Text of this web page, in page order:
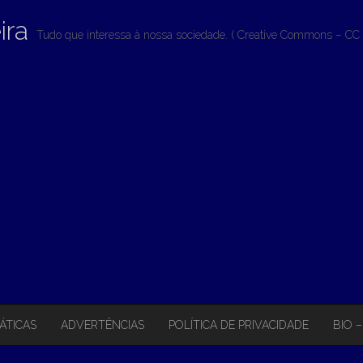
Tudo que interessa à nossa sociedade. ( Creative Commons – CC
ADVERTÊNCIAS POLÍTICA DE PRIVACIDADE BIO